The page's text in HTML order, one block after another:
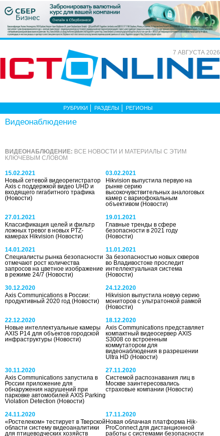
7 АВГУСТА 2026
РУБРИКИ РАЗДЕЛЫ РЕГИОНЫ
Видеонаблюдение
ВИДЕОНАБЛЮДЕНИЕ: ВСЕ НОВОСТИ И МАТЕРИАЛЫ С ЭТИМ
КЛЮЧЕВЫМ СЛОВОМ
15.02.2021
Новый сетевой видеорегистратор
Axis с поддержкой видео UHD и
входящего гигабитного трафика
(Новости)
03.02.2021
Hikvision выпустила первую на
рынке серию
высокочувствительных аналоговых
камер с вариофокальным
объективом(Новости)
27.01.2021
Классификация целей и фильтр
ложных тревог в новых PTZ-
камерах Hikvision (Новости)
19.01.2021
Главные тренды в сфере
безопасности в 2021 году
(Новости)
14.01.2021
Специалисты рынка безопасности
отмечают рост количества
запросов на цветное изображение
в режиме 24/7 (Новости)
11.01.2021
За безопасностью новых скверов
во Владивостоке проследит
интеллектуальная система
(Новости)
30.12.2020
Axis Communications в России:
продуктивный 2020 год (Новости)
24.12.2020
Hikvision выпустила новую серию
мониторов с ультратонкой рамкой
(Новости)
22.12.2020
Новые интеллектуальные камеры
AXIS P14 для объектов городской
инфраструктуры (Новости)
18.12.2020
Axis Communications представляет
компактный видеосервер AXIS
S3008 со встроенным
коммутатором для
видеонаблюдения в разрешении
Ultra HD(Новости)
30.11.2020
Axis Communications запустила в
России приложение для
обнаружения нарушений при
парковке автомобилей AXIS Parking
Violation Detection (Новости)
27.11.2020
Системой распознавания лиц в
Москве заинтересовались
страховые компании(Новости)
24.11.2020
«Ростелеком» тестирует в Тверской
области систему видеоаналитики
для птицеводческих хозяйств
17.11.2020
Новая облачная платформа Hik-
ProConnect для дистанционной
работы с системами безопасности